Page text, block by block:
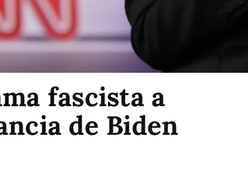
fascista a
de Biden